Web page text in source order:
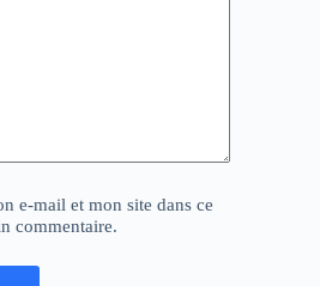
e-mail et mon site dans ce
commentaire.